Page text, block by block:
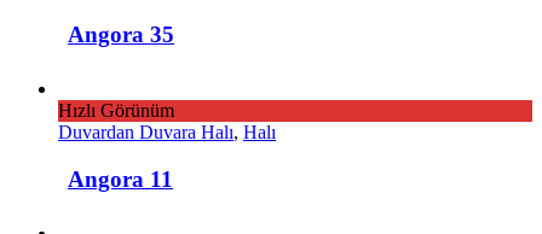
Angora 35
Hızlı Görünüm
Duvardan Duvara Halı, Halı
Angora 11